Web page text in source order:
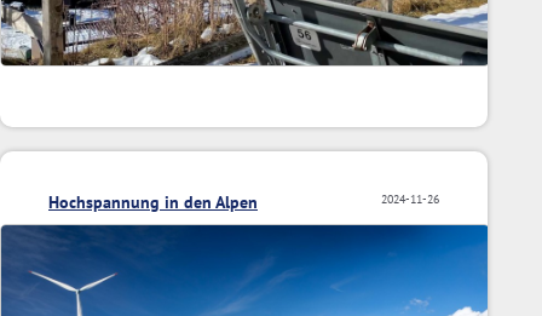
2024-11-26
Hochspannung in den Alpen